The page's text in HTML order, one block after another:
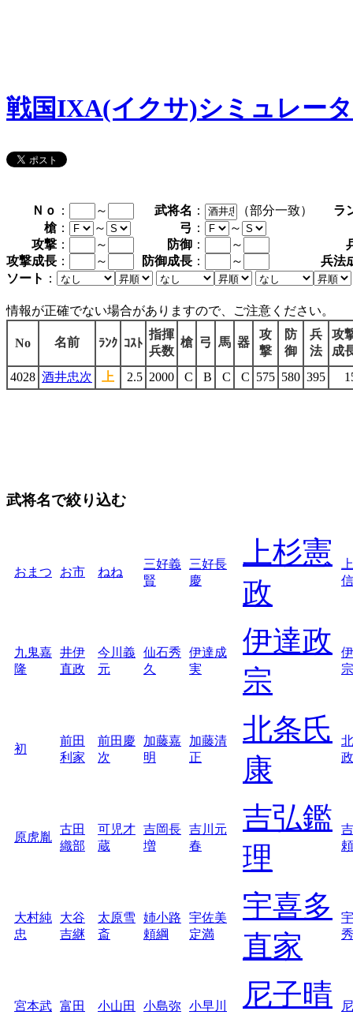
戦国IXA(イクサ)シミュレー
Ｎｏ ： ～ 武将名 ： （部分一致）
ラ
槍 ： ～ 弓 ：
～
攻撃 ： ～ 防御 ： ～
攻撃成長 ： ～ 防御成長 ： ～
兵法
ソート ：
情報が正確でない場合がありますので、ご注意ください。
No 名前 ﾗﾝｸ ｺｽﾄ
指揮
兵数
槍 弓 馬 器
攻
撃
防
御
兵
法
攻
成
4028 酒井忠次 上 2.5 2000 C B C C 575 580 395
武将名で絞り込む
おまつ お市 ねね
三好義
賢
三好長
慶
上杉憲
政
信
九鬼嘉
隆
井伊
直政
今川義
元
仙石秀
久
伊達成
実
伊達政
宗
宗
初
前田
利家
前田慶
次
加藤嘉
明
加藤清
正
北条氏
康
政
原虎胤
古田
織部
可児才
蔵
吉岡長
増
吉川元
春
吉弘鑑
理
頼
大村純
忠
大谷
吉継
太原雪
斎
姉小路
頼綱
宇佐美
定満
宇喜多
直家
宮本武 富田
小山田
小島弥 小早川
尼子晴